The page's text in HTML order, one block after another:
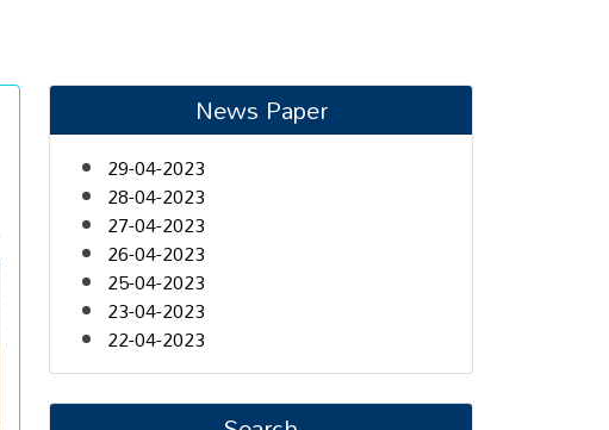
News Paper
29-04-2023
28-04-2023
27-04-2023
26-04-2023
25-04-2023
23-04-2023
22-04-2023